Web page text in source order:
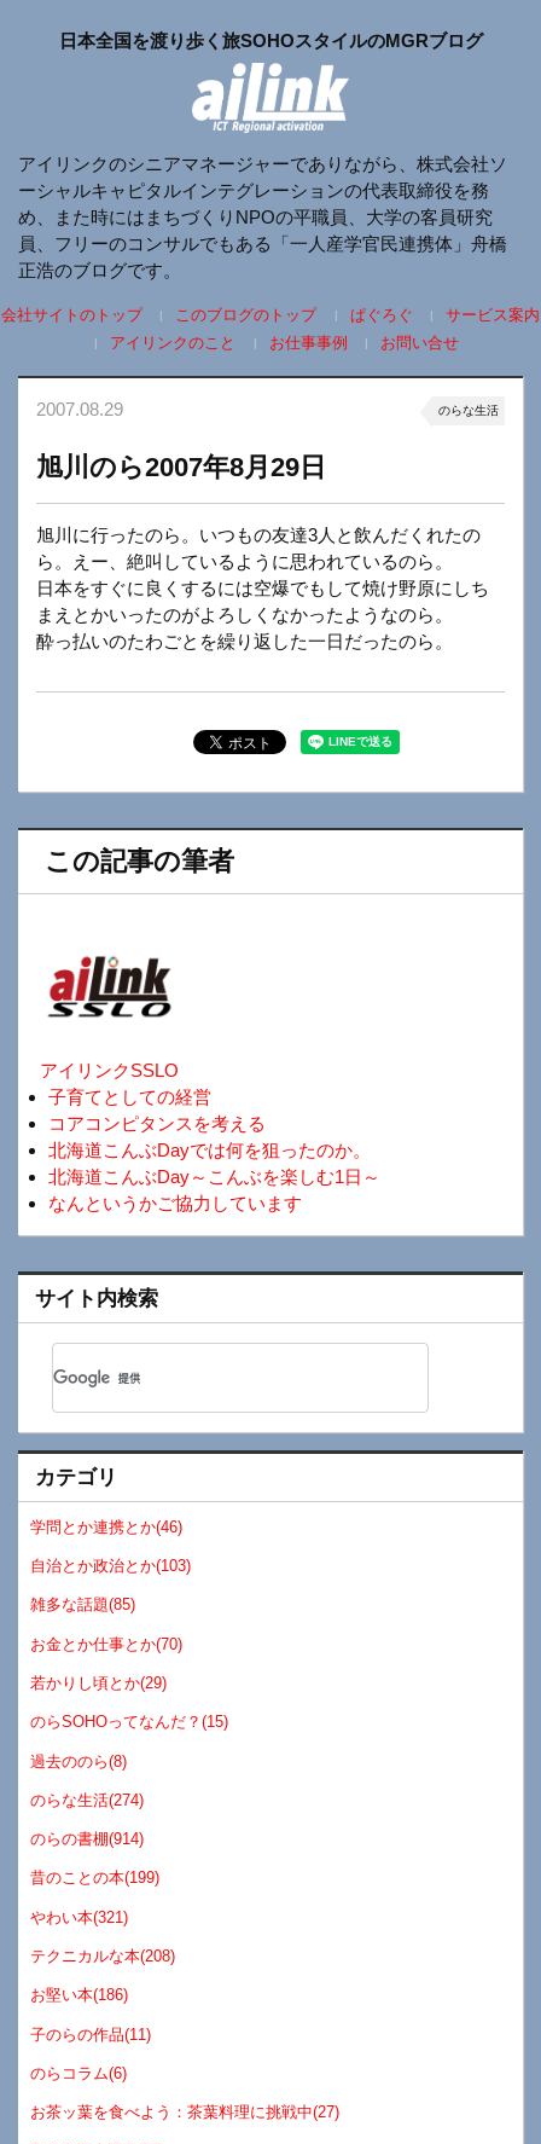
日本全国を渡り歩く旅SOHOスタイルのMGRブログ
アイリンクのシニアマネージャーでありながら、株式会社ソ
ーシャルキャピタルインテグレーションの代表取締役を務
め、また時にはまちづくりNPOの平職員、大学の客員研究
員、フリーのコンサルでもある「一人産学官民連携体」舟橋
正浩のブログです。
会社サイトのトップ このブログのトップ ぱぐろぐ
サービス案内
アイリンクのこと
お仕事事例 お問い合せ
2007.08.29 のらな生活
旭川のら2007年8月29日
旭川に行ったのら。いつもの友達3人と飲んだくれたの
ら。えー、絶叫しているように思われているのら。
日本をすぐに良くするには空爆でもして焼け野原にしち
まえとかいったのがよろしくなかったようなのら。
酔っ払いのたわごとを繰り返した一日だったのら。
この記事の筆者
アイリンクSSLO
子育てとしての経営
コアコンピタンスを考える
北海道こんぶDayでは何を狙ったのか。
北海道こんぶDay～こんぶを楽しむ1日～
なんというかご協力しています
サイト内検索
カテゴリ
学問とか連携とか(46)
自治とか政治とか(103)
雑多な話題(85)
お金とか仕事とか(70)
若かりし頃とか(29)
のらSOHOってなんだ？(15)
過去ののら(8)
のらな生活(274)
のらの書棚(914)
昔のことの本(199)
やわい本(321)
テクニカルな本(208)
お堅い本(186)
子のらの作品(11)
のらコラム(6)
お茶ッ葉を食べよう：茶葉料理に挑戦中(27)